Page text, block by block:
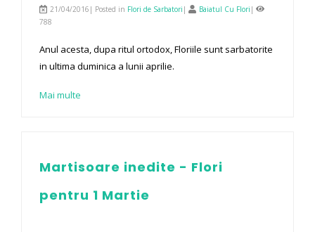
21/04/2016| Posted in Flori de Sarbatori | Baiatul Cu Flori |
788
Anul acesta, dupa ritul ortodox, Floriile sunt sarbatorite
in ultima duminica a lunii aprilie.
Mai multe
Martisoare inedite - Flori
pentru 1 Martie